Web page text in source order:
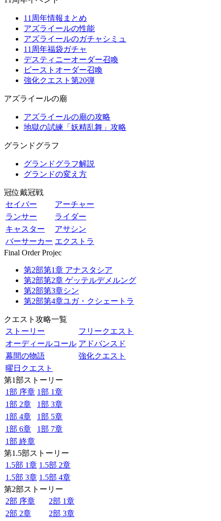
11周年情報まとめ
アズライールの性能
アズライールのガチャシミュ
11周年福袋ガチャ
デスティニーオーダー召喚
ビーストオーダー召喚
強化クエスト第20弾
アズライールの廟
アズライールの廟の攻略
地獄の試練「妖精乱舞」攻略
グランドグラフ
グランドグラフ解説
グランドの変え方
冠位戴冠戦
セイバー
アーチャー
ランサー
ライダー
キャスター
アサシン
バーサーカー エクストラ
Final Order Projec
第2部第1章 アナスタシア
第2部第2章 ゲッテルデメルング
第2部第3章シン
第2部第4章ユガ・クシェートラ
クエスト攻略一覧
ストーリー
フリークエスト
オーディールコール アドバンスド
幕間の物語
強化クエスト
曜日クエスト
第1部ストーリー
1部 序章 1部 1章
1部 2章
1部 3章
1部 4章
1部 5章
1部 6章
1部 7章
1部 終章
第1.5部ストーリー
1.5部 1章 1.5部 2章
1.5部 3章 1.5部 4章
第2部ストーリー
2部 序章
2部 1章
2部 2章
2部 3章